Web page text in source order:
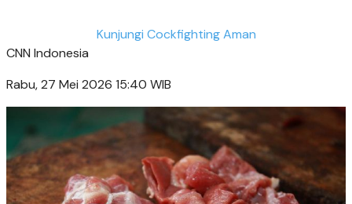
Kunjungi Cockfighting Aman
CNN Indonesia
Rabu, 27 Mei 2026 15:40 WIB